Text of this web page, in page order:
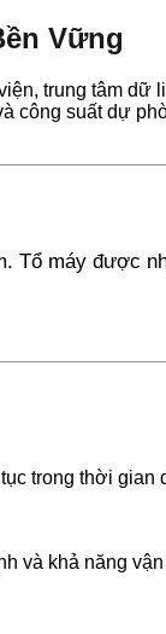
Vững
trung tâm dữ
công suất dự
Tổ máy được
trong thời
và khả năng